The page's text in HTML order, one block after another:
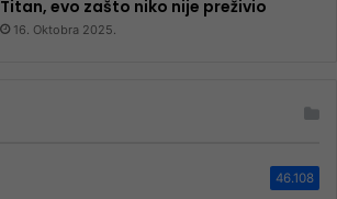
Titan, evo zašto niko nije preživio
16. Oktobra 2025.
46.108